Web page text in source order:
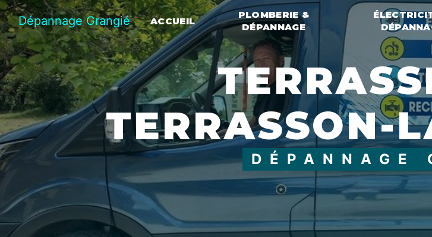
Dépannage Grangié ACCUEIL
PLOMBERIE &
DÉPANNAGE
TERRASSEMENT
TERRASSON-
DÉPANNAGE
Panneau de gestion des cookies